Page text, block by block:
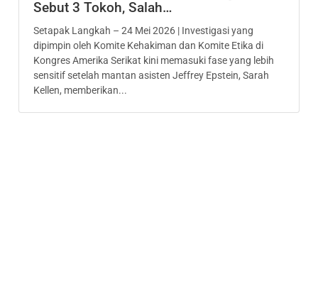
Sebut 3 Tokoh, Salah…
Setapak Langkah – 24 Mei 2026 | Investigasi yang
dipimpin oleh Komite Kehakiman dan Komite Etika di
Kongres Amerika Serikat kini memasuki fase yang lebih
sensitif setelah mantan asisten Jeffrey Epstein, Sarah
Kellen, memberikan...